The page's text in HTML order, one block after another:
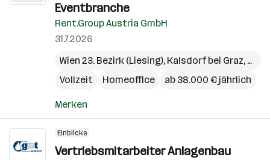
Eventbranche
Rent.Group Austria GmbH
31.7.2026
Wien 23. Bezirk (Liesing), Kalsdorf bei Graz,
Vollzeit
Homeoffice ab 38.000 € jährlich
Merken
Einblicke
Vertriebsmitarbeiter Anlagenbau